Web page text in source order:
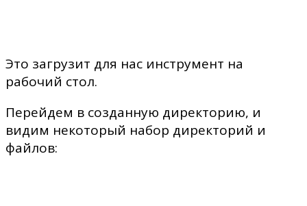
Это загрузит для нас инструмент на
рабочий стол.
Перейдем в созданную директорию, и
видим некоторый набор директорий и
файлов: